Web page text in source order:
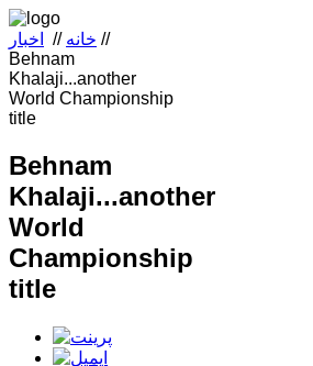
خانه // اخبار
//
Behnam
Khalaji...another
World Championship
title
Behnam
Khalaji...another
World
Championship
title